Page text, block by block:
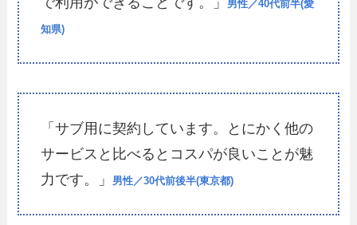
男性／40代前半(愛
知県)
「サブ用に契約しています。とにかく他の
サービスと比べるとコスパが良いことが魅
力です。」
男性／30代前後半(東京都)